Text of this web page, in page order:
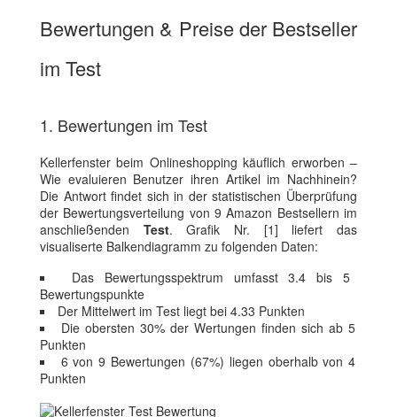
Bewertungen & Preise der Bestseller
im Test
1. Bewertungen im Test
Kellerfenster beim Onlineshopping käuflich erworben –
Wie evaluieren Benutzer ihren Artikel im Nachhinein?
Die Antwort findet sich in der statistischen Überprüfung
der Bewertungsverteilung von 9 Amazon Bestsellern im
anschließenden Test. Grafik Nr. [1] liefert das
visualiserte Balkendiagramm zu folgenden Daten:
Das Bewertungsspektrum umfasst 3.4 bis 5
Bewertungspunkte
Der Mittelwert im Test liegt bei 4.33 Punkten
Die obersten 30% der Wertungen finden sich ab 5
Punkten
6 von 9 Bewertungen (67%) liegen oberhalb von 4
Punkten